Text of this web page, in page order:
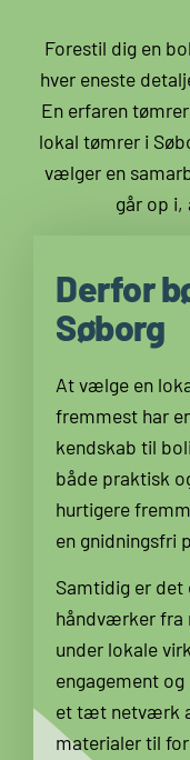
Forestil dig en
hver eneste
En erfaren
lokal tømrer i
vælger en
går op i,
Derfor
Søborg
At vælge en
fremmest har
kendskab til
både praktisk
hurtigere
en gnidningsfri
Samtidig er det
håndværker fra
under lokale
engagement
et tæt netværk
materialer til